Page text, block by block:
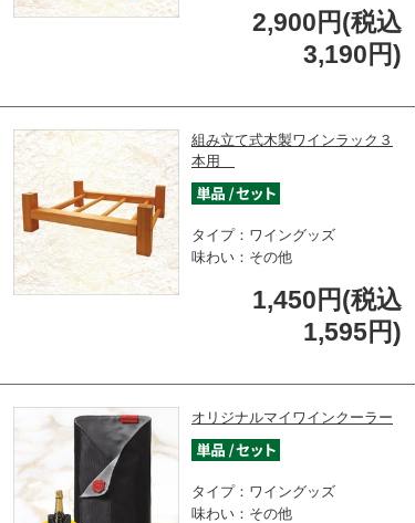
2,900円(税込
3,190円)
組み立て式木製ワインラック３
本用
タイプ：ワイングッズ
味わい：その他
1,450円(税込
1,595円)
オリジナルマイワインクーラー
タイプ：ワイングッズ
味わい：その他